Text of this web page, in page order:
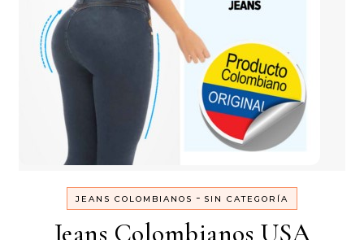
JEANS COLOMBIANOS - SIN CATEGORÍA
Jeans Colombianos USA